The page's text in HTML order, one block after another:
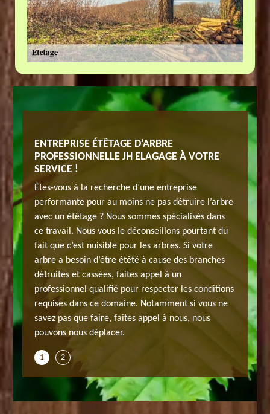
aurez
une
de
ENTREPRISE ÉTÊTAGE D’ARBRE
PROFESSIONNELLE JH ELAGAGE À VOTRE
SERVICE !
Êtes-vous à la recherche d’une entreprise
performante pour au moins ne pas détruire l’arbre
avec un étêtage ? Nous sommes spécialisés dans
ce travail. Nous vous le déconseillons pourtant du
fait que c’est nuisible pour les arbres. Si votre
arbre a besoin d’être étêté à cause des branches
détruites et cassées, faites appel à un
professionnel qualifié pour respecter les conditions
requises dans ce domaine. Notamment si vous ne
savez pas que faire, faites appel à nous, nous
pouvons nous déplacer.
TARIF
Quel
à notre
votre
donné
tarif
1 2